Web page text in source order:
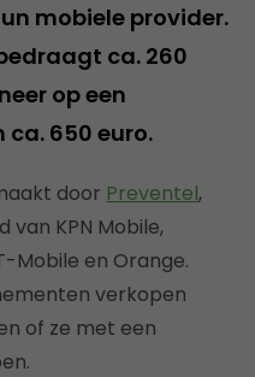
mobiele provider.
ca. 260
op een
650 euro.
door Preventel,
KPN Mobile,
Mobile en Orange.
verkopen
of ze met een